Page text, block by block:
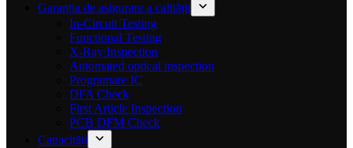
Garanția de asigurare a calității
In-Circuit Testing
Functional Testing
X-Ray Inspection
Automated optical inspection
Programare IC
DFA Check
First Article Inspection
PCB DFM Check
Capacități